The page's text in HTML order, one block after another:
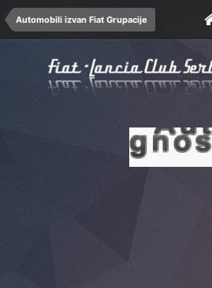
Automobili izvan Fiat Grupacije